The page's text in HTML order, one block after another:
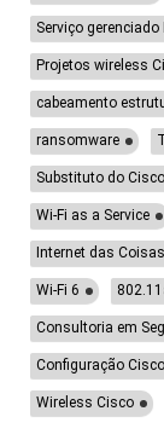
Serviço gerenciado
Projetos wireless
cabeamento
ransomware
Substituto do
Wi-Fi as a Service
Internet das Coisas
Wi-Fi 6
Consultoria em
Configuração Cisco
Wireless Cisco